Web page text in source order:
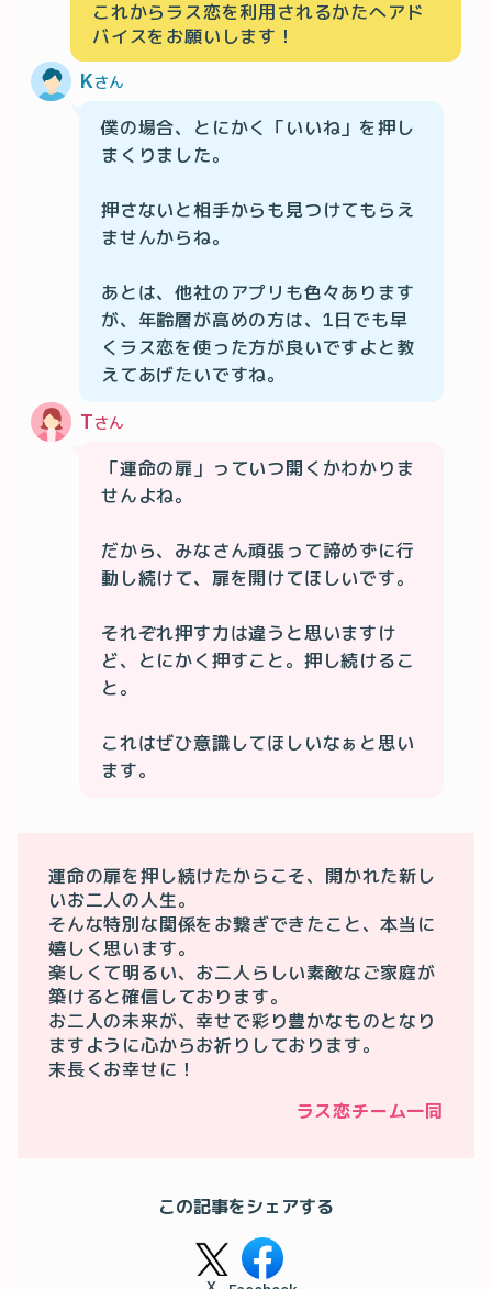
これからラス恋を利用されるかたへアド
バイスをお願いします！
Kさん
僕の場合、とにかく「いいね」を押し
まくりました。
押さないと相手からも見つけてもらえ
ませんからね。
あとは、他社のアプリも色々あります
が、年齢層が高めの方は、1日でも早
くラス恋を使った方が良いですよと教
えてあげたいですね。
Tさん
「運命の扉」っていつ開くかわかりま
せんよね。
だから、みなさん頑張って諦めずに行
動し続けて、扉を開けてほしいです。
それぞれ押す力は違うと思いますけ
ど、とにかく押すこと。押し続けるこ
と。
これはぜひ意識してほしいなぁと思い
ます。
運命の扉を押し続けたからこそ、開かれた新し
いお二人の人生。
そんな特別な関係をお繋ぎできたこと、本当に
嬉しく思います。
楽しくて明るい、お二人らしい素敵なご家庭が
築けると確信しております。
お二人の未来が、幸せで彩り豊かなものとなり
ますように心からお祈りしております。
ラス恋チーム一同
この記事をシェアする